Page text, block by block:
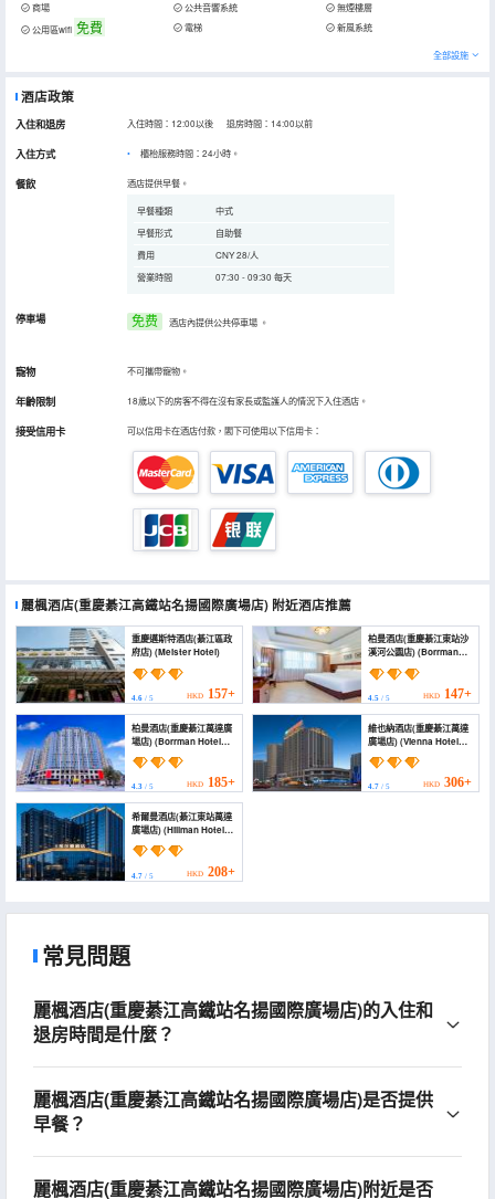
商場 公共音響系統
無煙樓層
公用區wifi 免費 電梯 新風系統
全部設施
酒店政策
入住和退房 入住時間：12:00以後 退房時間：14:00以前
入住方式 櫃枱服務時間：24小時。
餐飲 酒店提供早餐。
早餐種類
中式
早餐形式
自助餐
費用
CNY 28/人
營業時間
07:30 - 09:30 每天
停車場 免费 酒店內提供公共停車場 。
寵物 不可攜帶寵物。
年齡限制 18歲以下的房客不得在沒有家長或監護人的情況下入住酒店。
接受信用卡 可以信用卡在酒店付款，閣下可使用以下信用卡：
麗楓酒店(重慶綦江高鐵站名揚國際廣場店) 附近酒店推薦
重慶邁斯特酒店(綦江區政
府店) (Meister Hotel)
4.6 / 5 HKD 157+
柏曼酒店(重慶綦江東站沙
溪河公園店) (Borrman
Qijiang East Station
Shaxihe Park Store))
4.5/ 5 HKD 147+
柏曼酒店(重慶綦江萬達廣
場店) (Borrman Hotel
(Chongqing Qijiang
Wanda Plaza store))
4.3 / 5 HKD 185+
維也納酒店(重慶綦江萬達
廣場店) (Vienna Hotel
(Chongqing Qijiang
Wanda Plaza))
4.7/ 5 HKD 306+
希爾曼酒店(綦江東站萬達
廣場店) (Hillman Hotel
(Qijiang East Station
Wanda Plaza Branch))
4.7 / 5 HKD 208+
常見問題
麗楓酒店(重慶綦江高鐵站名揚國際廣場店)的入住和
退房時間是什麼？
麗楓酒店(重慶綦江高鐵站名揚國際廣場店)是否提供
早餐？
麗楓酒店(重慶綦江高鐵站名揚國際廣場店)附近是否